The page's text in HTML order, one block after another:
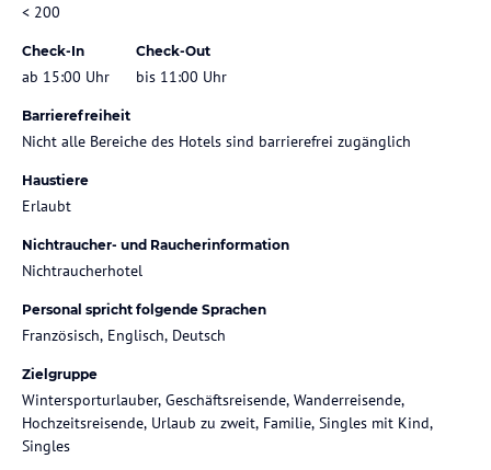
< 200
Check-In
ab 15:00 Uhr
Check-Out
bis 11:00 Uhr
Barrierefreiheit
Nicht alle Bereiche des Hotels sind barrierefrei zugänglich
Haustiere
Erlaubt
Nichtraucher- und Raucherinformation
Nichtraucherhotel
Personal spricht folgende Sprachen
Französisch, Englisch, Deutsch
Zielgruppe
Wintersporturlauber, Geschäftsreisende, Wanderreisende,
Hochzeitsreisende, Urlaub zu zweit, Familie, Singles mit Kind,
Singles